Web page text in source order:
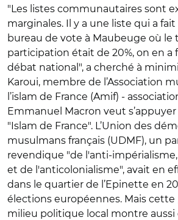
"Les listes communautaires sont
marginales. Il y a une liste qui a
bureau de vote à Maubeuge où le
participation était de 20%, on en a
débat national", a cherché à
Karoui, membre de l’Association
l’islam de France (Amif) -
Emmanuel Macron veut
"Islam de France". L’Union des
musulmans français (UDMF), un
revendique "de l'anti-
et de l'anticolonialisme", avait en
dans le quartier de l’Epinette en
élections européennes. Mais
milieu politique local montre aussi